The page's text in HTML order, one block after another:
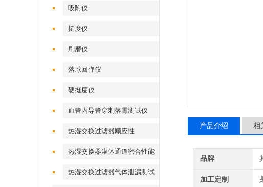
吸附仪
挺度仪
刷磨仪
落球回弹仪
硬挺度仪
血管内导管穿刺落霄测试仪
热湿交换过滤器顺应性
热湿交换器灌体通道密合性能
热湿交换过滤器气体泄漏测试
产品介绍 相
品牌
加工定制